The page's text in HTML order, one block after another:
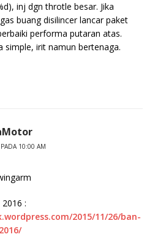
inj dgn throtle besar. Jika
buang disilincer lancar paket
performa putaran atas.
simple, irit namun bertenaga.
10:00 AM
:
2015/11/26/ban-